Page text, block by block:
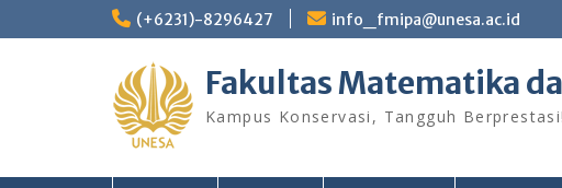
to
(+6231)-8296427 info_fmipa@unesa.ac.id
Fakultas Matematika
Kampus Konservasi, Tangguh